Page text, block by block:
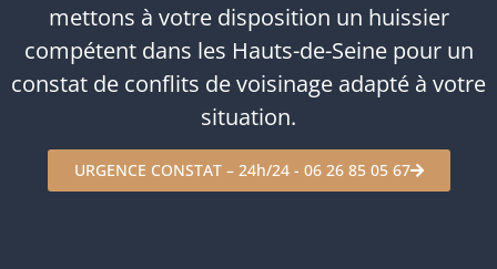
mettons à votre disposition un huissier
compétent dans les Hauts-de-Seine pour un
constat de conflits de voisinage adapté à votre
situation.
URGENCE CONSTAT – 24h/24 - 06 26 85 05 67